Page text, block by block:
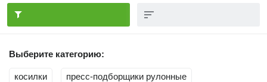
Выберите категорию:
косилки пресс-подборщики рулонные